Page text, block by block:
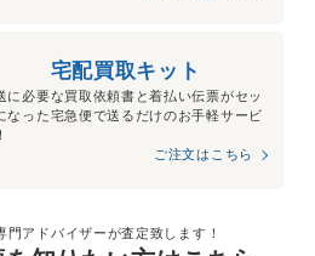
宅配買取キット
に必要な買取依頼書と着払い伝票がセッ
なった宅急便で送るだけのお手軽サービ
ご注文はこちら
門アドバイザーが査定致します！